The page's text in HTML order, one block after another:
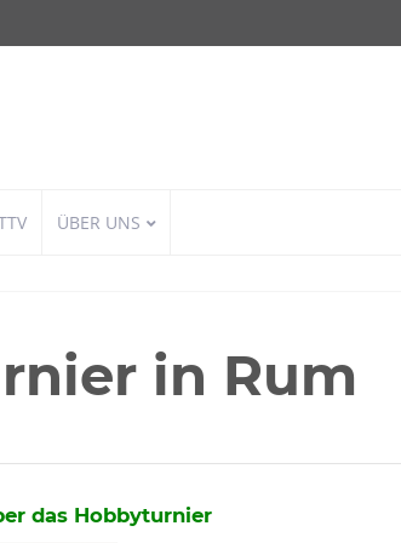
ÜBER UNS
in Rum
das Hobbyturnier